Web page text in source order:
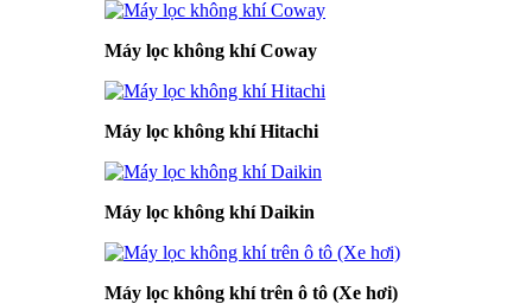
Máy lọc không khí Coway
Máy lọc không khí Hitachi
Máy lọc không khí Daikin
Máy lọc không khí trên ô tô (Xe hơi)